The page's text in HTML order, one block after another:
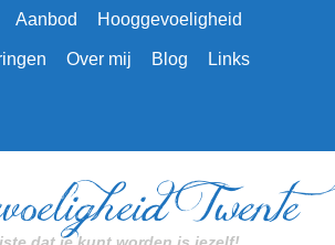
Aanbod Hooggevoeligheid
Over mij Blog Links
Twente